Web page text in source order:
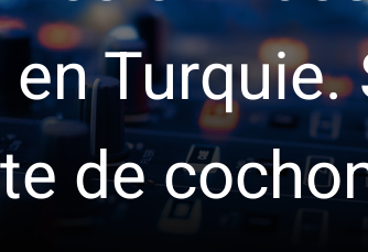
de